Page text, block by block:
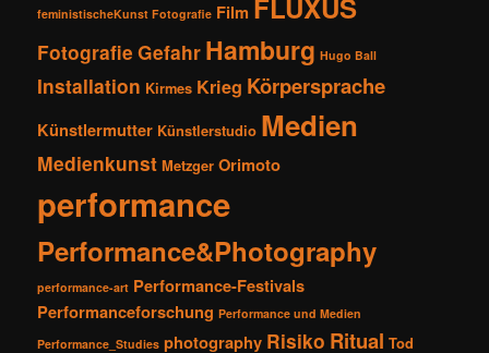
feministischeKunst Fotografie Film FLUXUS
Fotografie Gefahr Hamburg Hugo Ball
Installation Kirmes Krieg Körpersprache
Künstlermutter Künstlerstudio Medien
Medienkunst Metzger Orimoto
performance
Performance&Photography
performance-art Performance-Festivals
Performanceforschung Performance und Medien
Performance_Studies photography Risiko Ritual Tod